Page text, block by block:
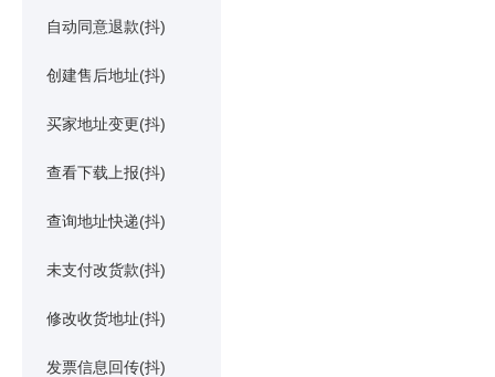
自动同意退款(抖)
创建售后地址(抖)
买家地址变更(抖)
查看下载上报(抖)
查询地址快递(抖)
未支付改货款(抖)
修改收货地址(抖)
发票信息回传(抖)